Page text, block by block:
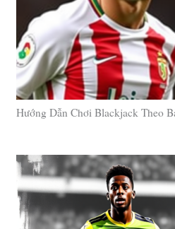
Hướng Dẫn Chơi Blackjack Theo